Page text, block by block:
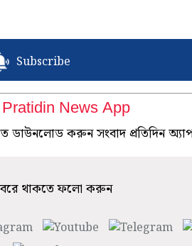
Subscribe
News App
ডাউনলোড করুন সংবাদ প্রতিদিন
থাকতে ফলো করুন